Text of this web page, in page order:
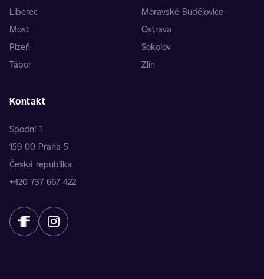
Liberec
Moravské Budějovice
Most
Ostrava
Plzeň
Sokolov
Tábor
Zlín
Kontakt
Spodní 1
159 00 Praha 5
Česká republika
+420 737 667 422